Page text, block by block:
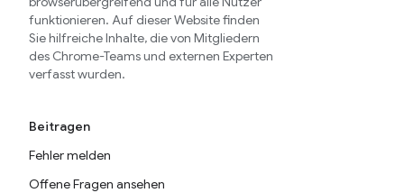
funktionieren. Auf dieser Website finden
Sie hilfreiche Inhalte, die von Mitgliedern
des Chrome-Teams und externen Experten
verfasst wurden.
Beitragen
Fehler melden
Offene Fragen ansehen